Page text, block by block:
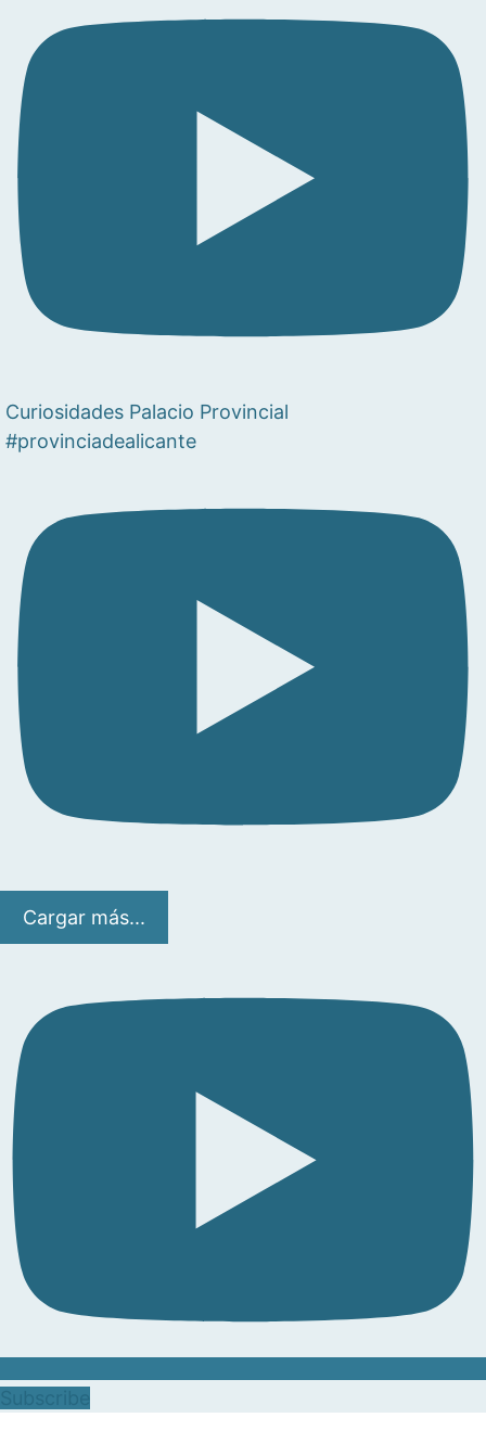
Curiosidades Palacio Provincial
#provinciadealicante
Cargar más...